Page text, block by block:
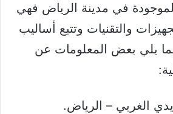
في مدينة الرياض فهي
والتقنيات وتتبع أساليب
يلي بعض المعلومات عن
الغربي – الرياض.